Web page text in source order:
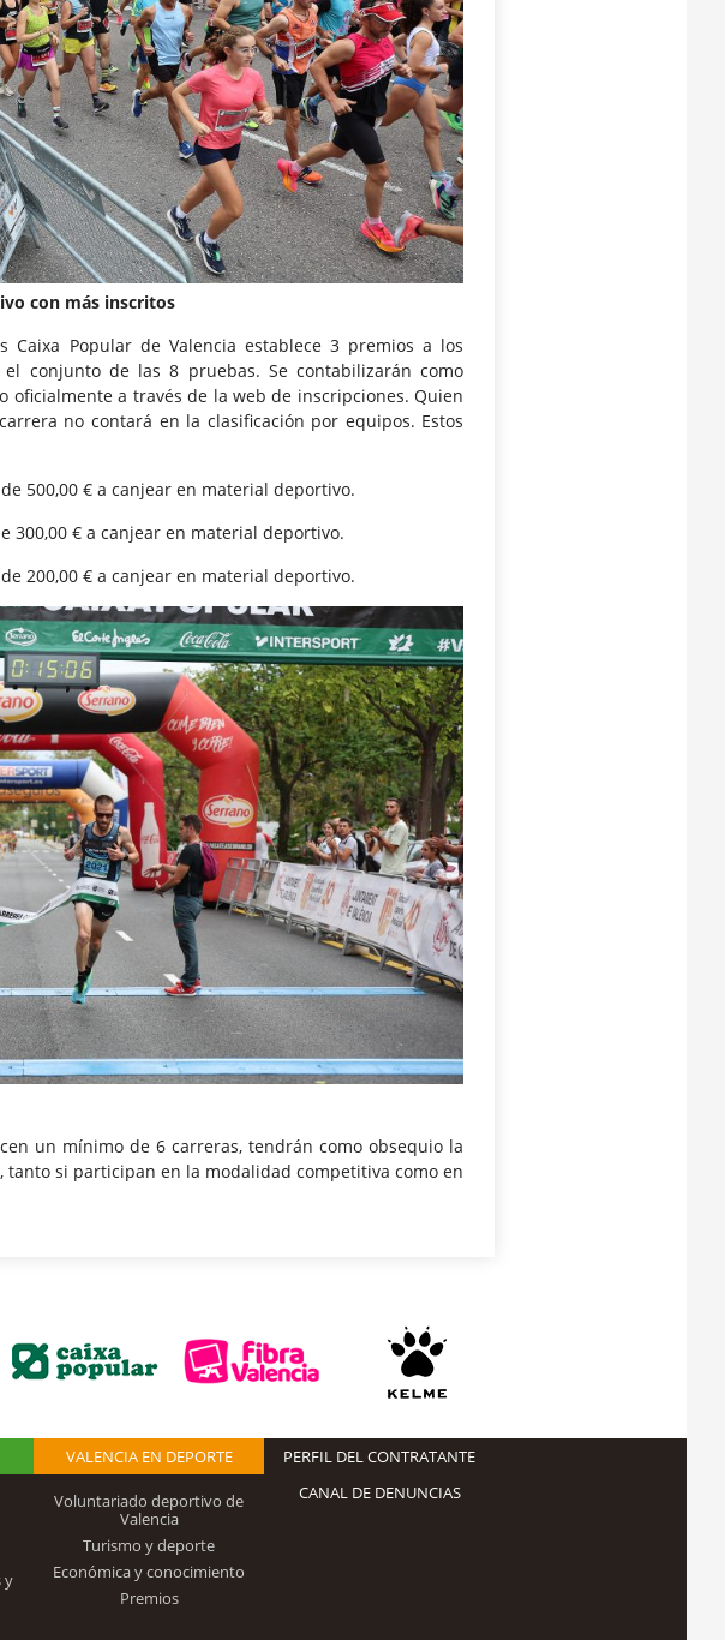
con más inscritos
Caixa Popular de Valencia establece 3 premios a los
conjunto de las 8 pruebas. Se contabilizarán como
oficialmente a través de la web de inscripciones. Quien
no contará en la clasificación por equipos. Estos
500,00 € a canjear en material deportivo.
300,00 € a canjear en material deportivo.
200,00 € a canjear en material deportivo.
un mínimo de 6 carreras, tendrán como obsequio la
tanto si participan en la modalidad competitiva como en
y
VALENCIA EN DEPORTE
Voluntariado deportivo de
Valencia
Turismo y deporte
Económica y conocimiento
Premios
PERFIL DEL CONTRATANTE
CANAL DE DENUNCIAS